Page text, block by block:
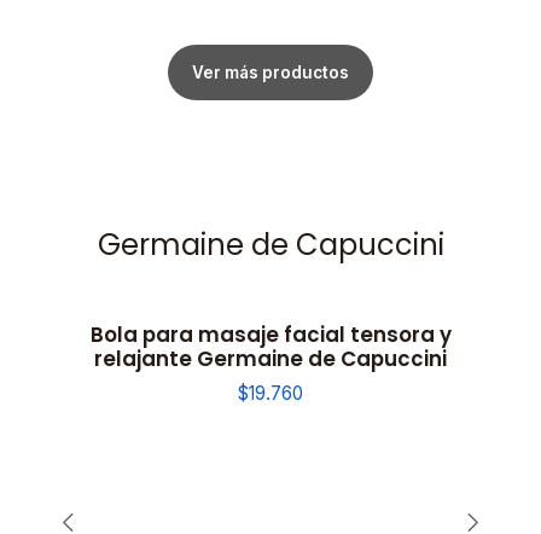
Ver más productos
Germaine de Capuccini
Bola para masaje facial tensora y
relajante Germaine de Capuccini
$19.760